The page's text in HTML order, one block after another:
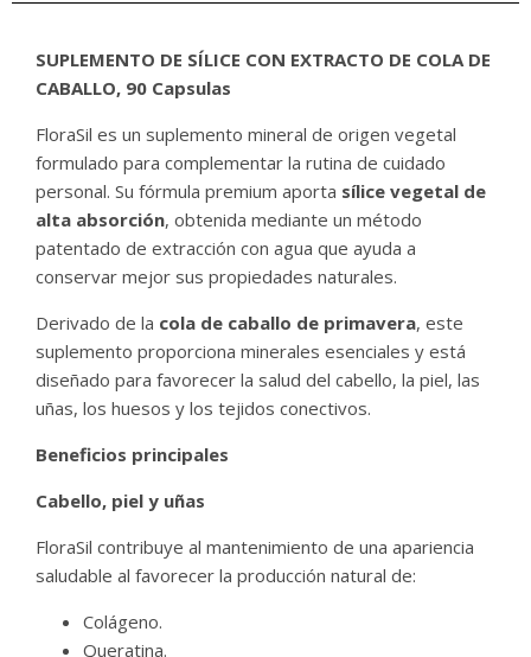
SUPLEMENTO DE SÍLICE CON EXTRACTO DE COLA DE
CABALLO, 90 Capsulas
FloraSil es un suplemento mineral de origen vegetal
formulado para complementar la rutina de cuidado
personal. Su fórmula premium aporta sílice vegetal de
alta absorción, obtenida mediante un método
patentado de extracción con agua que ayuda a
conservar mejor sus propiedades naturales.
Derivado de la cola de caballo de primavera, este
suplemento proporciona minerales esenciales y está
diseñado para favorecer la salud del cabello, la piel, las
uñas, los huesos y los tejidos conectivos.
Beneficios principales
Cabello, piel y uñas
FloraSil contribuye al mantenimiento de una apariencia
saludable al favorecer la producción natural de:
Colágeno.
Queratina.